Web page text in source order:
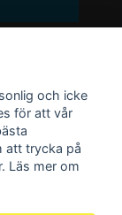
del
och icke
för att vår
att trycka på
Läs mer om